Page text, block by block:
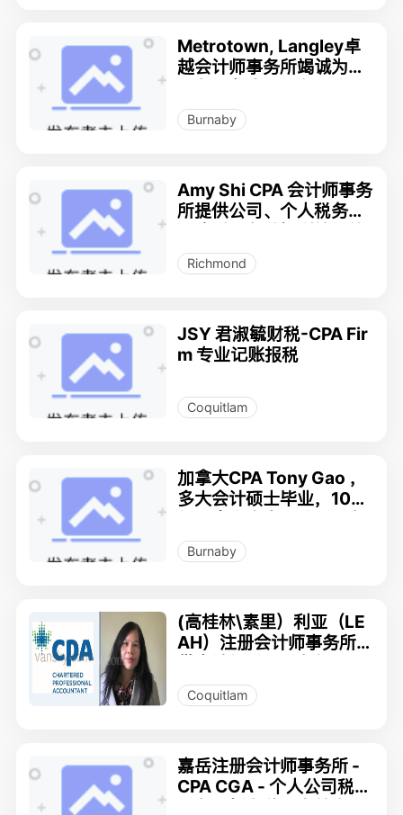
Metrotown, Langley卓
越会计师事务所竭诚为您
税，个人税， 美国税 778
7107826
Burnaby
Amy Shi CPA 会计师事务
所提供公司、个人税务、
申请
Richmond
JSY 君淑毓财税-CPA Fir
m 专业记账报税
Coquitlam
加拿大CPA Tony Gao ，
多大会计硕士毕业，10多
处理的经验，服务及时周
到，收费合理。
Burnaby
(高桂林\素里）利亚（LE
AH）注册会计师事务所提
务
Coquitlam
嘉岳注册会计师事务所 -
CPA CGA - 个人公司税务